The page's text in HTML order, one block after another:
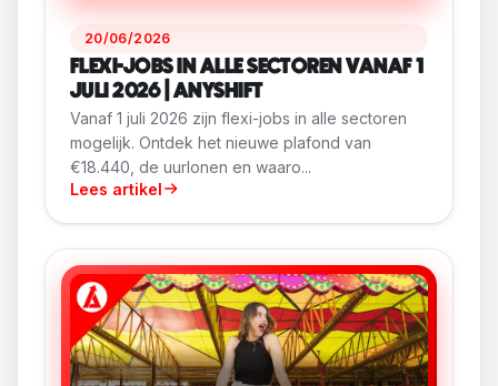
20/06/2026
FLEXI-JOBS IN ALLE SECTOREN VANAF 1
JULI 2026 | ANYSHIFT
Vanaf 1 juli 2026 zijn flexi-jobs in alle sectoren
mogelijk. Ontdek het nieuwe plafond van
€18.440, de uurlonen en waaro...
Lees artikel